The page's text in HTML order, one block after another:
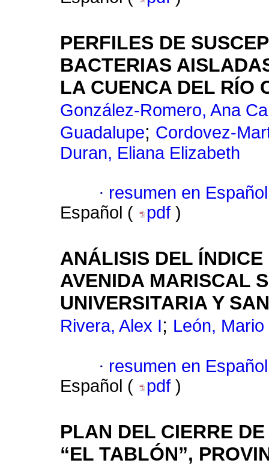
PERFILES DE
BACTERIAS
LA CUENCA DEL RÍO
González-Romero, Ana
Guadalupe; Cordovez-
Duran, Eliana Elizabeth
· resumen en Español
Español (
pdf )
ANÁLISIS DEL
AVENIDA MARISCAL
UNIVERSITARIA Y
Rivera, Alex I; León, Mario
· resumen en Español
Español (
pdf )
PLAN DEL CIERRE
“EL TABLÓN”,